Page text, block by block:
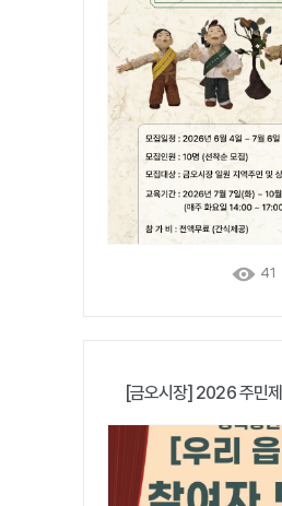
41
[금오시장] 2026 주민